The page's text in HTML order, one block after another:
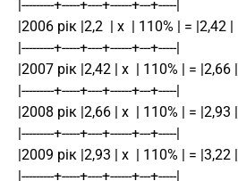
|---------+-----+----+------+---+-----|
|2006 рік |2,2  | х  | 110% | = |2,42 |
|---------+-----+----+------+---+-----|
|2007 рік |2,42 | х  | 110% | = |2,66 |
|---------+-----+----+------+---+-----|
|2008 рік |2,66 | х  | 110% | = |2,93 |
|---------+-----+----+------+---+-----|
|2009 рік |2,93 | х  | 110% | = |3,22 |
|---------+-----+----+------+---+-----|